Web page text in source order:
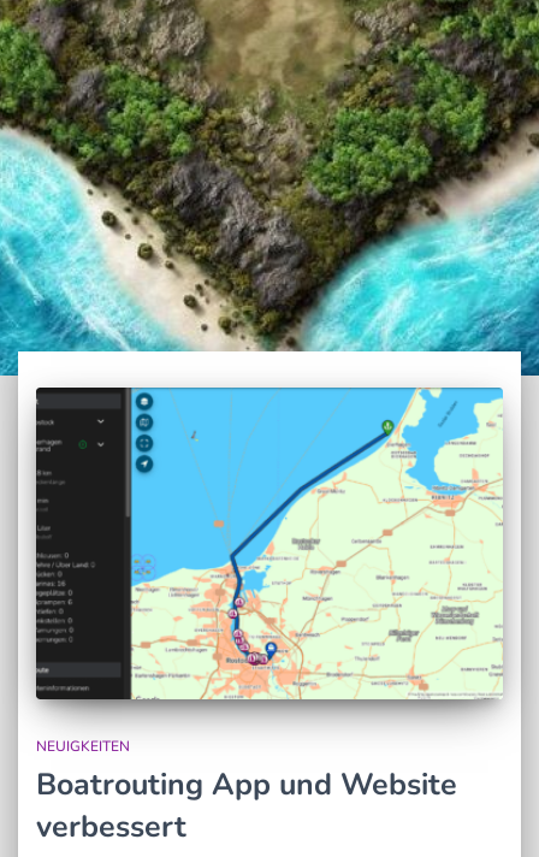
NEUIGKEITEN
Boatrouting App und Website
verbessert